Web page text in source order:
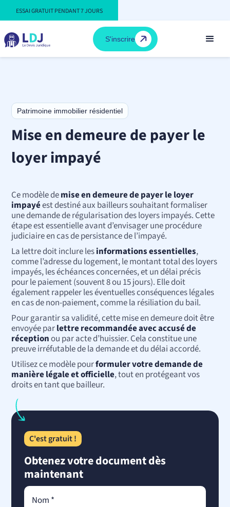
ESSAI GRATUIT PENDANT 7 JOURS
S'inscrire
Patrimoine immobilier résidentiel
Mise en demeure de payer le
loyer impayé
Ce modèle demise en demeure de payer le loyer
impayéest destiné aux bailleurs souhaitant formaliser
une demande de régularisation des loyers impayés. Cette
étape est essentielle avant d’envisager une procédure
judiciaire en cas de persistance de l’impayé.
La lettre doit inclure lesinformations essentielles,
comme l’adresse du logement, le montant total des loyers
impayés, les échéances concernées, et un délai précis
pour le paiement (souvent 8 ou 15 jours). Elle doit
également rappeler les éventuelles conséquences légales
en cas de non-paiement, comme la résiliation du bail.
Pour garantir sa validité, cette mise en demeure doit être
envoyée parlettre recommandée avec accusé de
réceptionou par acte d’huissier. Cela constitue une
preuve irréfutable de la demande et du délai accordé.
Utilisez ce modèle pourformuler votre demande de
manière légale et officielle, tout en protégeant vos
droits en tant que bailleur.
C'est gratuit !
Obtenez votre document dès
maintenant